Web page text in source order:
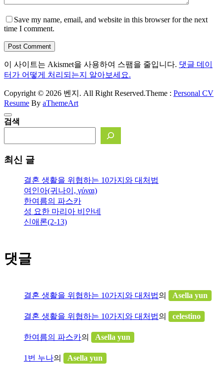
Save my name, email, and website in this browser for the next
time I comment.
Post Comment
이 사이트는 Akismet을 사용하여 스팸을 줄입니다. 댓글 데이
터가 어떻게 처리되는지 알아보세요.
Copyright © 2026 벤지. All Right Reserved.Theme : Personal CV
Resume By aThemeArt
검색
최신 글
결혼 생활을 위협하는 10가지와 대처법
여인아(귀나이, γύναι)
한여름의 파스카
성 요한 마리아 비안네
신애론(2-13)
댓글
결혼 생활을 위협하는 10가지와 대처법의 Asella yun
결혼 생활을 위협하는 10가지와 대처법의 celestino
한여름의 파스카의 Asella yun
1번 누나의 Asella yun